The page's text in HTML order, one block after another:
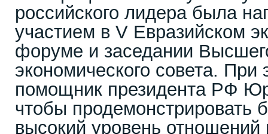
российского лидера была
участием в V Евразийском
форуме и заседании
экономического совета. При
помощник президента РФ
чтобы продемонстрировать
высокий уровень